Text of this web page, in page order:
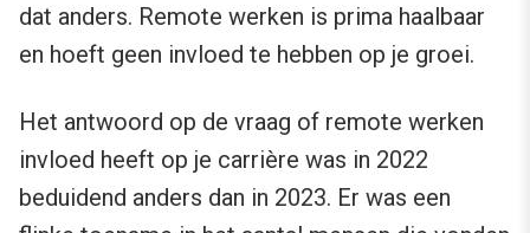
dat anders. Remote werken is prima haalbaar
en hoeft geen invloed te hebben op je groei.
Het antwoord op de vraag of remote werken
invloed heeft op je carrière was in 2022
beduidend anders dan in 2023. Er was een